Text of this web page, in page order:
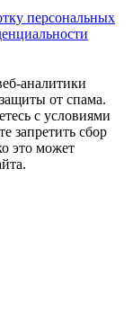
персональных
аналитики
от спама.
с условиями
запретить сбор
это может